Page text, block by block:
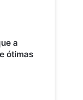
a
ótimas